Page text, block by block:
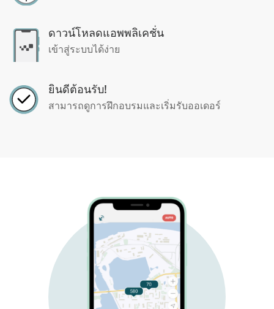
ดาวน์โหลดแอพพลิเคชั่น
เข้าสู่ระบบได้ง่าย
ยินดีต้อนรับ!
สามารถดูการฝึกอบรมและเริ่มรับออเดอร์